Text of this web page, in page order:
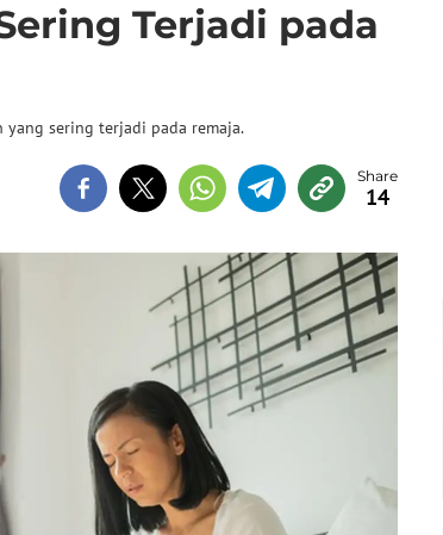
Terjadi pada
yang sering terjadi pada remaja.
14